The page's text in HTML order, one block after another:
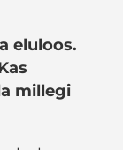
eluloos.
millegi